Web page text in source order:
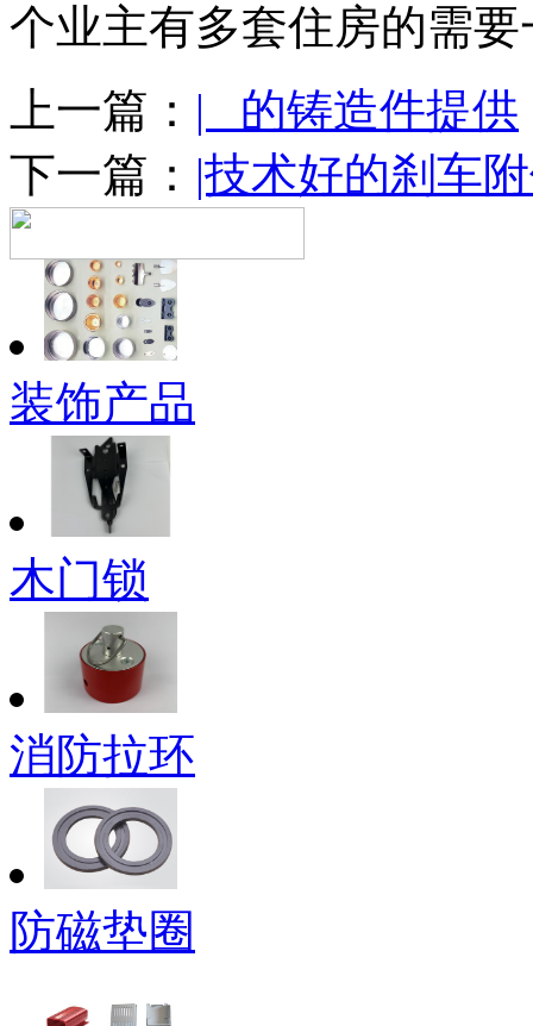
个业主有多套住房的需
上一篇： | 的铸造件提供
下一篇： |技术好的刹车
装饰产品
木门锁
消防拉环
防磁垫圈